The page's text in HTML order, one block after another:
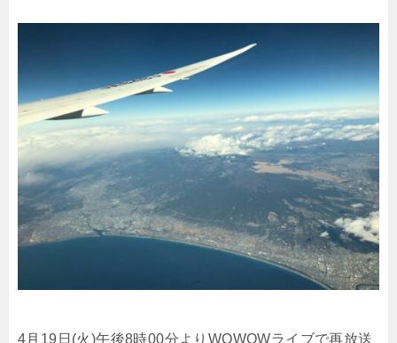
4月19日(火)午後8時00分よりWOWOWライブで再放送